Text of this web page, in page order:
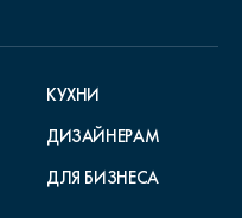
КУХНИ
ДИЗАЙНЕРАМ
ДЛЯ БИЗНЕСА